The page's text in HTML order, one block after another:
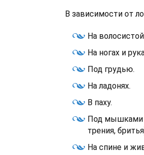
В зависимости от
На
На ногах и
Под грудью.
На ладонях.
В паху.
Под мышками
трения,
На спине и